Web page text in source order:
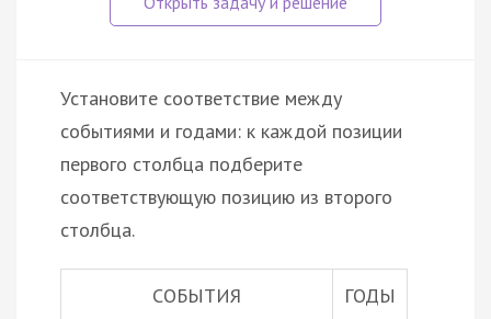
Установите соответствие между
событиями и годами: к каждой позиции
первого столбца подберите
соответствующую позицию из второго
столбца.
СОБЫТИЯ ГОДЫ